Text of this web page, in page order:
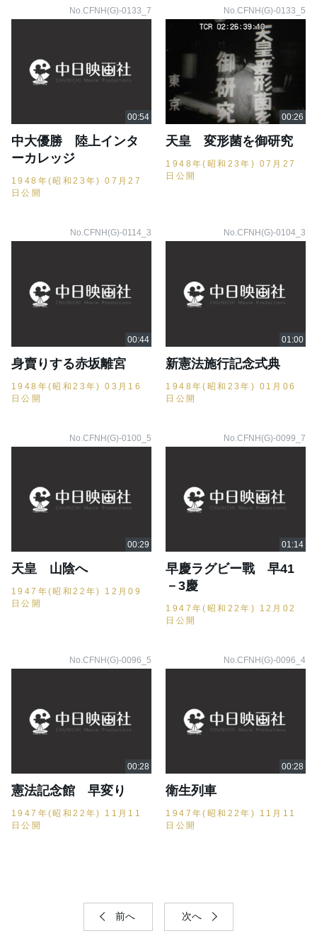
No.CFNH(G)-0133_7
中大優勝 陸上インタ
ーカレッジ
1948年(昭和23年) 07月27
日公開
No.CFNH(G)-0133_5
天皇 変形菌を御研究
1948年(昭和23年) 07月27
日公開
No.CFNH(G)-0114_3
身賣りする赤坂離宮
1948年(昭和23年) 03月16
日公開
No.CFNH(G)-0104_3
新憲法施行記念式典
1948年(昭和23年) 01月06
日公開
No.CFNH(G)-0100_5
天皇 山陰へ
1947年(昭和22年) 12月09
日公開
No.CFNH(G)-0099_7
早慶ラグビー戰 早41
－3慶
1947年(昭和22年) 12月02
日公開
No.CFNH(G)-0096_5
憲法記念館 早変り
1947年(昭和22年) 11月11
日公開
No.CFNH(G)-0096_4
衛生列車
1947年(昭和22年) 11月11
日公開
前へ 次へ